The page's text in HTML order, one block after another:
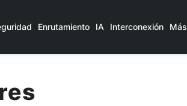
Enrutamiento IA Interconexión Más